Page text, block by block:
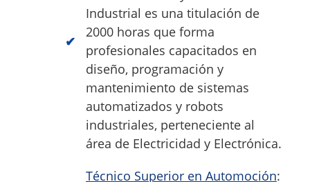
Industrial es una titulación de
2000 horas que forma
profesionales capacitados en
diseño, programación y
mantenimiento de sistemas
automatizados y robots
industriales, perteneciente al
área de Electricidad y Electrónica.
Técnico Superior en Automoción: